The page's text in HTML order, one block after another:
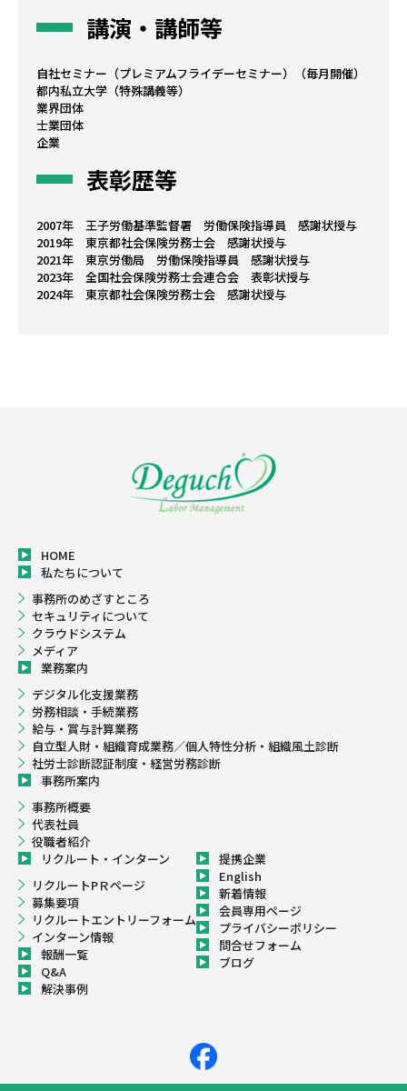
講演・講師等
自社セミナー（プレミアムフライデーセミナー）（毎月開催）
都内私立大学（特殊講義等）
業界団体
士業団体
企業
表彰歴等
2007年 王子労働基準監督署 労働保険指導員 感謝状授与
2019年 東京都社会保険労務士会 感謝状授与
2021年 東京労働局 労働保険指導員 感謝状授与
2023年 全国社会保険労務士会連合会 表彰状授与
2024年 東京都社会保険労務士会 感謝状授与
HOME
私たちについて
事務所のめざすところ
セキュリティについて
クラウドシステム
メディア
業務案内
デジタル化支援業務
労務相談・手続業務
給与・賞与計算業務
自立型人財・組織育成業務／個人特性分析・組織風土診断
社労士診断認証制度・経営労務診断
事務所案内
事務所概要
代表社員
役職者紹介
リクルート・インターン
リクルートPＲページ
募集要項
リクルートエントリーフォーム
インターン情報
報酬一覧
Q&A
解決事例
提携企業
English
新着情報
会員専用ページ
プライバシーポリシー
問合せフォーム
ブログ